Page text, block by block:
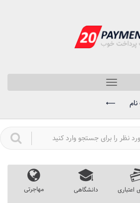
Toggle
navigation
اعتباری دانشگاهی مهاجرتی